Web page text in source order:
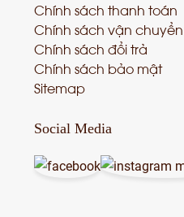
Chính sách thanh toán
Chính sách vận chuyển
Chính sách đổi trả
Chính sách bảo mật
Sitemap
Social Media